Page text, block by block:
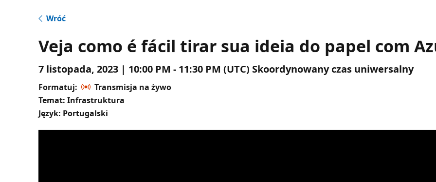
Wróć
Veja como é fácil tirar sua ideia do papel com
7 listopada, 2023 | 10:00 PM - 11:30 PM (UTC) Skoordynowany czas uniwersalny
Formatuj:
Transmisja na żywo
Temat: Infrastruktura
Język: Portugalski